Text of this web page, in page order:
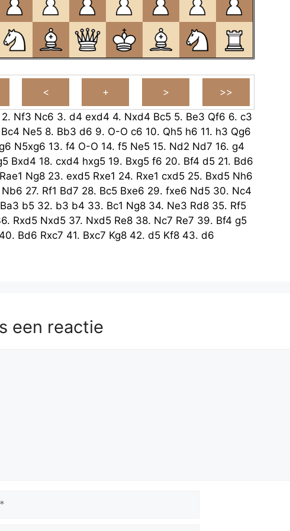
2. Nf3 Nc6 3. d4 exd4 4. Nxd4 Bc5 5. Be3 Qf6 6. c3
Bc4 Ne5 8. Bb3 d6 9. O-O c6 10. Qh5 h6 11. h3 Qg6
N5xg6 13. f4 O-O 14. f5 Ne5 15. Nd2 Nd7 16. g4
Bxd4 18. cxd4 hxg5 19. Bxg5 f6 20. Bf4 d5 21. Bd6
Rae1 Ng8 23. exd5 Rxe1 24. Rxe1 cxd5 25. Bxd5 Nh6
Nb6 27. Rf1 Bd7 28. Bc5 Bxe6 29. fxe6 Nd5 30. Nc4
Ba3 b5 32. b3 b4 33. Bc1 Ng8 34. Ne3 Rd8 35. Rf5
Rxd5 Nxd5 37. Nxd5 Re8 38. Nc7 Re7 39. Bf4 g5
40. Bd6 Rxc7 41. Bxc7 Kg8 42. d5 Kf8 43. d6
een reactie